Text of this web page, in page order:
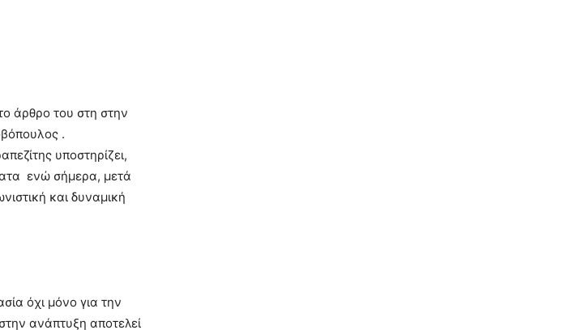
άρθρο του στη στην
.
υποστηρίζει,
ενώ σήμερα, μετά
και δυναμική
όχι μόνο για την
ανάπτυξη αποτελεί